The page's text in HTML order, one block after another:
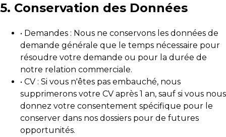
5. Conservation des Données
• Demandes : Nous ne conservons les données de
demande générale que le temps nécessaire pour
résoudre votre demande ou pour la durée de
notre relation commerciale.
• CV : Si vous n'êtes pas embauché, nous
supprimerons votre CV après 1 an, sauf si vous nous
donnez votre consentement spécifique pour le
conserver dans nos dossiers pour de futures
opportunités.